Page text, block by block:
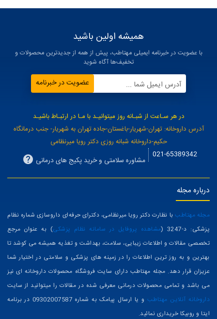
همیشه اولین باشید
با عضویت در خبرنامه ایمیلی مهتاطب، پیش از همه از جدیدترین محصولات و
تخفیف‌ها آگاه شوید
آدرس ایمیل شما ... عضویت در خبرنامه
در هر سـاعت از شبـانه روز میتوانیـد با مـا در ارتبـاط باشیـد
آدرس داروخانه: تهران-شهریار-باغستان-جاده تهران به شهریار- جنب درمانگاه
حکیم-داروخانه شبانه روزی دکتر رویا میرنظامی
021-65389342
مشاوره سلامتی و خرید پکیج های درمانی
درباره مجله
مجله مهتاطببا نظارت دکتر رویا میرنظامی، دکترای حرفه‌ای داروسازی شماره نظام
پزشکی: د-3247 (
مشاهده پروفایل در سامانه نظام پزشکی) به عنوان مرجع
تخصصی مقالات و اطلاعات زیبایی، سلامت، بهداشت و تغذیه همیشه می کوشد تا
بهترین و به روز ترین اطلاعات را در زمینه های پزشکی و سلامتی در اختیار شما
عزیزان قرار دهد. مجله مهتاطب دارای سایت فروشگاه محصولات داروخانه ای نیز
می باشد و تمامی محصولات درمانی معرفی شده در مقالات را میتوانید از سایت
داروخانه آنلاین مهتاطب
و یا ارسال پیامک به شماره 09302007587 در برنامه
ایتا و روبیکا خریداری نمائید.